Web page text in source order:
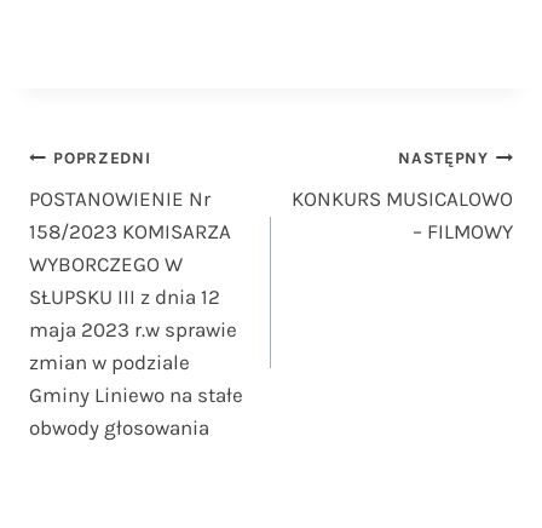
Nawigacja
wpisu
POPRZEDNI
POSTANOWIENIE Nr
158/2023 KOMISARZA
WYBORCZEGO W
SŁUPSKU III z dnia 12
maja 2023 r.w sprawie
zmian w podziale
Gminy Liniewo na stałe
obwody głosowania
NASTĘPNY
KONKURS MUSICALOWO
– FILMOWY